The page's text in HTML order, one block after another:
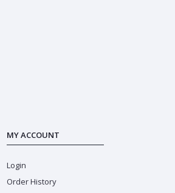
MY ACCOUNT
Login
Order History